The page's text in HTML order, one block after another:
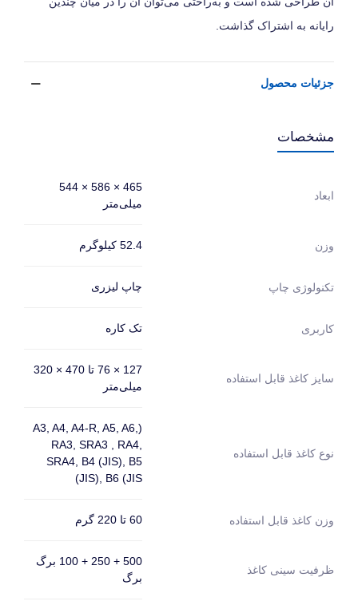
رایانه به اشتراک گذاشت.
جزئیات محصول
مشخصات
ابعاد
465 × 586 × 544
میلی‌متر
وزن 52.4 کیلوگرم
تکنولوژی چاپ چاپ لیزری
کاربری تک کاره
سایز کاغذ قابل استفاده
127 × 76 تا 470 × 320
میلی‌متر
نوع کاغذ قابل استفاده
(A3, A4, A4-R, A5, A6,
RA3, SRA3 , RA4,
SRA4, B4 (JIS), B5
(JIS), B6 (JIS
وزن کاغذ قابل استفاده 60 تا 220 گرم
ظرفیت سینی کاغذ
500 + 250 + 100 برگ
برگ